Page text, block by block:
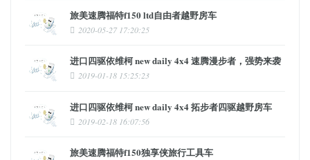
旅美速腾福特f150 ltd自由者越野房车
2020-05-27 17:20:25
进口四驱依维柯 new daily 4x4 速腾漫步者，强势来袭
2019-01-18 15:25:23
进口四驱依维柯 new daily 4x4 拓步者四驱越野房车
2019-02-18 16:07:56
旅美速腾福特f150独享侠旅行工具车